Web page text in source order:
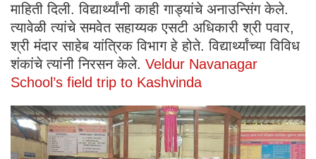
माहिती दिली. विद्यार्थ्यांनी काही गाड्यांचे अनाउन्सिंग केले.
त्यावेळी त्यांचे समवेत सहाय्यक एसटी अधिकारी श्री पवार,
श्री मंदार साहेब यांत्रिक विभाग हे होते. विद्यार्थ्यांच्या विविध
शंकांचे त्यांनी निरसन केले. Veldur Navanagar
School’s field trip to Kashvinda